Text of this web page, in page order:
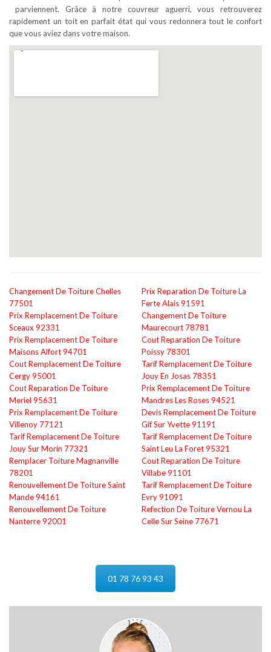
parviennent. Grâce à notre couvreur aguerri, vous retrouverez
rapidement un toit en parfait état qui vous redonnera tout le confort
que vous aviez dans votre maison.
Changement De Toiture Chelles
77501
Prix Remplacement De Toiture
Sceaux 92331
Prix Remplacement De Toiture
Maisons Alfort 94701
Cout Remplacement De Toiture
Cergy 95001
Cout Reparation De Toiture
Meriel 95631
Prix Remplacement De Toiture
Villenoy 77121
Tarif Remplacement De Toiture
Jouy Sur Morin 77321
Remplacer Toiture Magnanville
78201
Renouvellement De Toiture Saint
Mande 94161
Renouvellement De Toiture
Nanterre 92001
Prix Reparation De Toiture La
Ferte Alais 91591
Changement De Toiture
Maurecourt 78781
Cout Reparation De Toiture
Poissy 78301
Tarif Remplacement De Toiture
Jouy En Josas 78351
Prix Remplacement De Toiture
Mandres Les Roses 94521
Devis Remplacement De Toiture
Gif Sur Yvette 91191
Tarif Remplacement De Toiture
Saint Leu La Foret 95321
Cout Reparation De Toiture
Villabe 91101
Tarif Remplacement De Toiture
Evry 91091
Refection De Toiture Vernou La
Celle Sur Seine 77671
01 78 76 93 43